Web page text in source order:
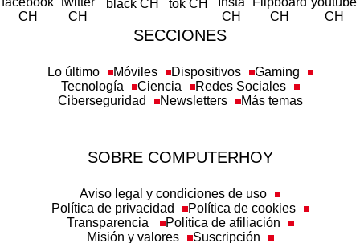
SECCIONES
Tecnología
Ciencia
Redes Sociales
Ciberseguridad
Newsletters Más temas
Política de privacidad
Política de cookies
Transparencia
Política de afiliación
Misión y valores
Suscripción
Configuración de cookies